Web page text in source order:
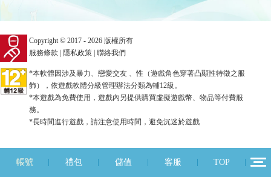
Copyright © 2017 - 2026 版權所有
服務條款
隱私政策 聯絡我們
*本軟體因涉及暴力、戀愛交友 、性（遊戲角色穿著凸顯性特徵之服
飾），依遊戲軟體分級管理辦法分類為輔12級。
*本遊戲為免費使用，遊戲內另提供購買虛擬遊戲幣、物品等付費服
務。
*長時間進行遊戲，請注意使用時間，避免沉迷於遊戲
帳號 禮包 儲值 客服 TOP 12